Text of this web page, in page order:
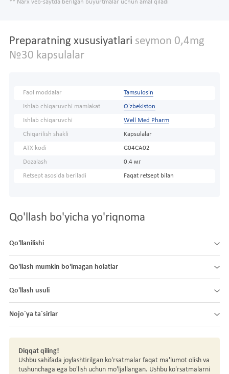
** Narx veb-saytda berilgan buyurtmalar uchun amal qiladi
Preparatning xususiyatlari seymon 0,4mg
№30 kapsulalar
Faol moddalar Tamsulosin
Ishlab chiqaruvchi mamlakat O'zbekiston
Ishlab chiqaruvchi Well Med Pharm
Chiqarilish shakli Kapsulalar
ATX kodi G04CA02
Dozalash 0.4 мг
Retsept asosida beriladi Faqat retsept bilan
Qo'llash bo'yicha yo'riqnoma
Qo'llanilishi
Qo'llash mumkin bo'lmagan holatlar
Qo'llash usuli
Nojo´ya ta´sirlar
Diqqat qiling!
Ushbu sahifada joylashtirilgan ko'rsatmalar faqat ma'lumot olish va
tushunchaga ega bo'lish uchun mo'ljallangan. Ushbu ko'rsatmalarni